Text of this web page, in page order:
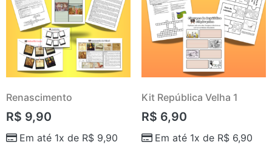
Renascimento
R$ 9,90
Em até 1x de R$ 9,90
Kit República Velha 1
R$ 6,90
Em até 1x de R$6,90